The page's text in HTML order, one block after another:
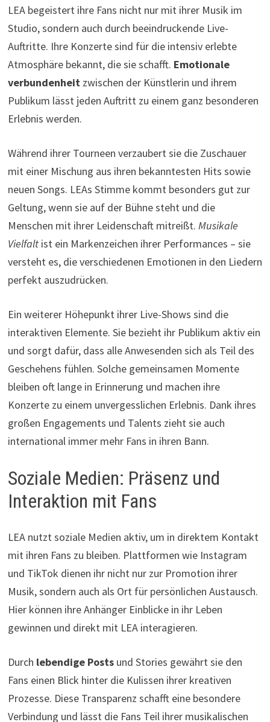
LEA begeistert ihre Fans nicht nur mit ihrer Musik im
Studio, sondern auch durch beeindruckende Live-
Auftritte. Ihre Konzerte sind für die intensiv erlebte
Atmosphäre bekannt, die sie schafft. Emotionale
verbundenheitzwischen der Künstlerin und ihrem
Publikum lässt jeden Auftritt zu einem ganz besonderen
Erlebnis werden.
Während ihrer Tourneen verzaubert sie die Zuschauer
mit einer Mischung aus ihren bekanntesten Hits sowie
neuen Songs. LEAs Stimme kommt besonders gut zur
Geltung, wenn sie auf der Bühne steht und die
Menschen mit ihrer Leidenschaft mitreißt. Musikale
Vielfaltist ein Markenzeichen ihrer Performances – sie
versteht es, die verschiedenen Emotionen in den Liedern
perfekt auszudrücken.
Ein weiterer Höhepunkt ihrer Live-Shows sind die
interaktiven Elemente. Sie bezieht ihr Publikum aktiv ein
und sorgt dafür, dass alle Anwesenden sich als Teil des
Geschehens fühlen. Solche gemeinsamen Momente
bleiben oft lange in Erinnerung und machen ihre
Konzerte zu einem unvergesslichen Erlebnis. Dank ihres
großen Engagements und Talents zieht sie auch
international immer mehr Fans in ihren Bann.
Soziale Medien: Präsenz und
Interaktion mit Fans
LEA nutzt soziale Medien aktiv, um in direktem Kontakt
mit ihren Fans zu bleiben. Plattformen wie Instagram
und TikTok dienen ihr nicht nur zur Promotion ihrer
Musik, sondern auch als Ort für persönlichen Austausch.
Hier können ihre Anhänger Einblicke in ihr Leben
gewinnen und direkt mit LEA interagieren.
Durch lebendige Postsund Stories gewährt sie den
Fans einen Blick hinter die Kulissen ihrer kreativen
Prozesse. Diese Transparenz schafft eine besondere
Verbindung und lässt die Fans Teil ihrer musikalischen